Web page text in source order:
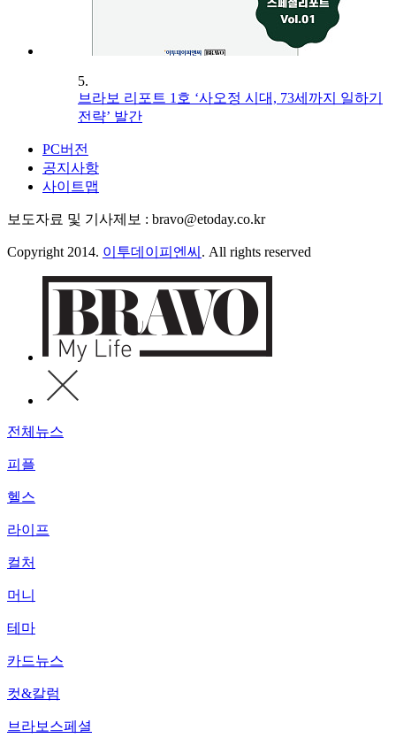
5.
브라보 리포트 1호 ‘사오정 시대, 73세까지 일하기
전략’ 발간
PC버전
공지사항
사이트맵
보도자료 및 기사제보 : bravo@etoday.co.kr
Copyright 2014. 이투데이피엔씨 . All rights reserved
전체뉴스
피플
헬스
라이프
컬처
머니
테마
카드뉴스
컷&칼럼
브라보스페셜